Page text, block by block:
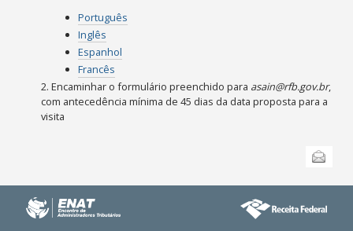
Português
Inglês
Espanhol
Francês
2. Encaminhar o formulário preenchido para asain@rfb.gov.br,
com antecedência mínima de 45 dias da data proposta para a
visita